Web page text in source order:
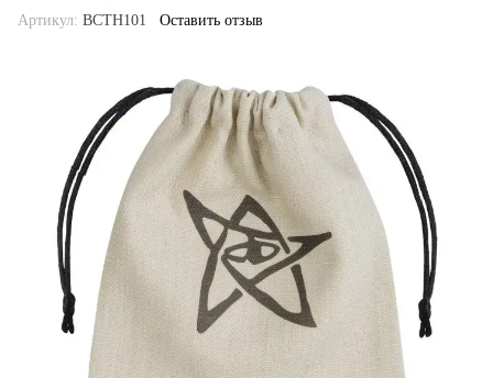
Артикул: BCTH101 Оставить отзыв